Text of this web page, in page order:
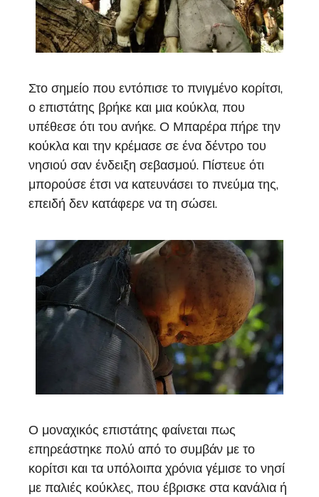
Στο σημείο που εντόπισε το πνιγμένο κορίτσι,
ο επιστάτης βρήκε και μια κούκλα, που
υπέθεσε ότι του ανήκε. Ο Μπαρέρα πήρε την
κούκλα και την κρέμασε σε ένα δέντρο του
νησιού σαν ένδειξη σεβασμού. Πίστευε ότι
μπορούσε έτσι να κατευνάσει το πνεύμα της,
επειδή δεν κατάφερε να τη σώσει.
Ο μοναχικός επιστάτης φαίνεται πως
επηρεάστηκε πολύ από το συμβάν με το
κορίτσι και τα υπόλοιπα χρόνια γέμισε το νησί
με παλιές κούκλες, που έβρισκε στα κανάλια ή